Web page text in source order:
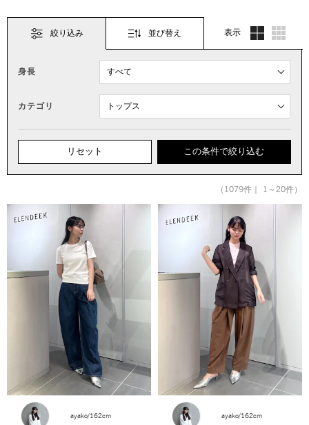
絞り込み 並び替え 表示
身長
カテゴリ
リセット この条件で絞り込む
（1079件｜ 1～20件）
ayako/162cm ayako/162cm